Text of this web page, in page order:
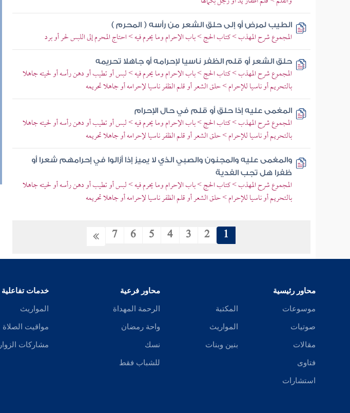
الطيب لمرض أو إلى حلق الشعر من رأسه ( المحرم )
المجموع شرح المهذب > كتاب الحج > باب الإحرام وما يحرم فيه > احتاج المحرم إلى اللبس لحر أو برد
حلق الشعر أو قلم الظفر ناسيا لإحرامه أو جاهلا تحريمه
المجموع شرح المهذب > كتاب الحج > باب الإحرام وما يحرم فيه > لبس أو تطيب أو دهن رأسه أو لحيته جاهلا
بالتحريم أو ناسيا للإحرام > حلق الشعر أو قلم الظفر ناسيا لإحرامه أو جاهلا تحريمه
المغمى عليه إذا حلق أو قلم في حال الإحرام
المجموع شرح المهذب > كتاب الحج > باب الإحرام وما يحرم فيه > لبس أو تطيب أو دهن رأسه أو لحيته جاهلا
بالتحريم أو ناسيا للإحرام > حلق الشعر أو قلم الظفر ناسيا لإحرامه أو جاهلا تحريمه
والمغمى عليه والمجنون والصبي الذي لا يميز إذا أزالوا في إحرامهم شعرا أو
ظفرا هل تجب الفدية
المجموع شرح المهذب > كتاب الحج > باب الإحرام وما يحرم فيه > لبس أو تطيب أو دهن رأسه أو لحيته جاهلا
بالتحريم أو ناسيا للإحرام > حلق الشعر أو قلم الظفر ناسيا لإحرامه أو جاهلا تحريمه
1
2
3
4
5
6
7
محاور رئيسية
موسوعات
صوتيات
مقالات
فتاوى
استشارات
المكتبة
المواريث
بنين وبنات
محاور فرعية
الرحمة المهداة
واحة رمضان
نسك
للشباب فقط
خدمات تفاعلية
المواريث
مواقيت الصلاة
مشاركات الزوار